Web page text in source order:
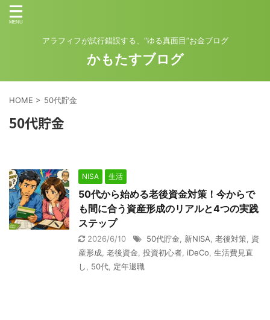
アラフィフが試行錯誤する、“ゆる真面目”お金ブログ
かもたすブログ
HOME > 50代貯金
50代貯金
NISA 生活
50代から始める老後資金対策！今からで
も間に合う資産形成のリアルと4つの実践
ステップ
2026/6/10 50代貯金 新NISA 老後対策 資
産形成 老後資金 投資初心者 iDeCo 生活費見直
し
50代 定年退職